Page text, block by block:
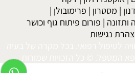
| מסטרון | פרימובולן |
ותזונה | פורום פיתוח גוף וכושר
נגישות
לטיפול רפואי. בכל מקרה של בעיה
המטפל. © כל הזכויות שמורות.